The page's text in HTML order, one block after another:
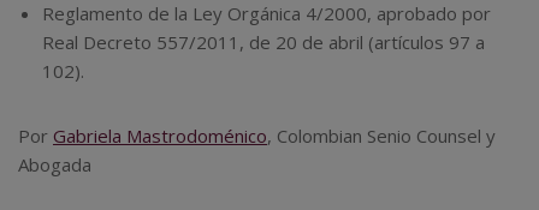
Reglamento de la Ley Orgánica 4/2000, aprobado por
Real Decreto 557/2011, de 20 de abril (artículos 97 a
102).
Por Gabriela Mastrodoménico, Colombian Senio Counsel y
Abogada